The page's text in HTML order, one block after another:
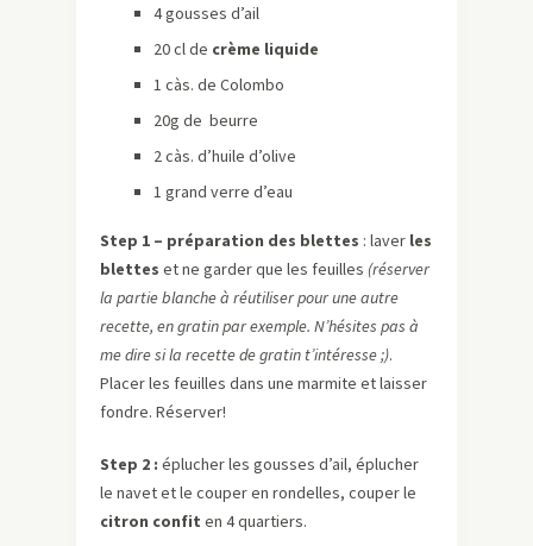
4 gousses d’ail
20 cl de crème liquide
1 càs. de Colombo
20g de beurre
2càs. d’huile d’olive
1 grand verre d’eau
Step 1 – préparation des blettes : laver les
blettes et ne garder que les feuilles (réserver
la partie blanche à réutiliser pour une autre
recette, en gratin parexemple. N’hésites pas à
me dire si la recette de gratin t’intéresse ;).
Placer les feuilles dans une marmite et laisser
fondre. Réserver!
Step 2 : éplucher les gousses d’ail, éplucher
le navet et le couper en rondelles, couper le
citron confit en 4 quartiers.